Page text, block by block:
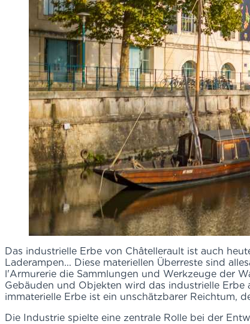
Das industrielle Erbe von Châtellerault ist auch
Laderampen... Diese materiellen Überreste sind
l'Armurerie die Sammlungen und Werkzeuge der
Gebäuden und Objekten wird das industrielle
immaterielle Erbe ist ein unschätzbarer Reichtum,
Die Industrie spielte eine zentrale Rolle bei der